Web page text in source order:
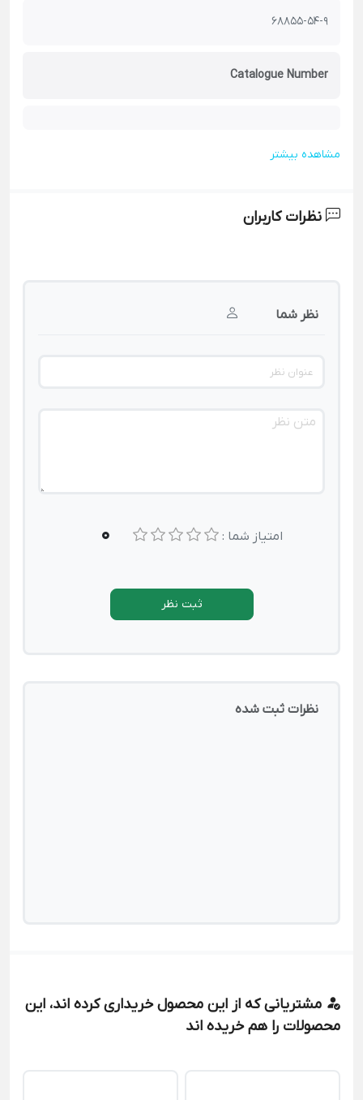
68855-54-9
Catalogue Number
مشاهده بیشتر
نظرات کاربران
نظر شما
امتیاز شما : 0
ثبت نظر
نظرات ثبت شده
مشتریانی که از این محصول خریداری کرده اند، این
محصولات را هم خریده اند